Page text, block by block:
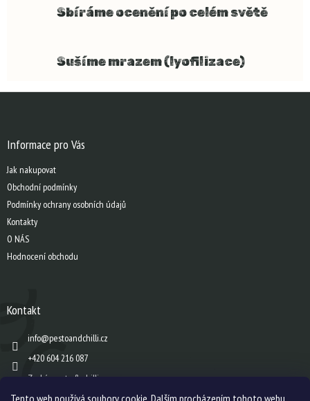
Tento web používá soubory cookie. Dalším procházením tohoto webu
Sbíráme ocenění po celém světě
Sušíme mrazem (lyofilizace)
Informace pro Vás
Jak nakupovat
Obchodní podmínky
Podmínky ochrany osobních údajů
Kontakty
O NÁS
Hodnocení obchodu
Kontakt
info@pestoandchilli.cz
+420 604 216 087
Zach´s pesto & chilli